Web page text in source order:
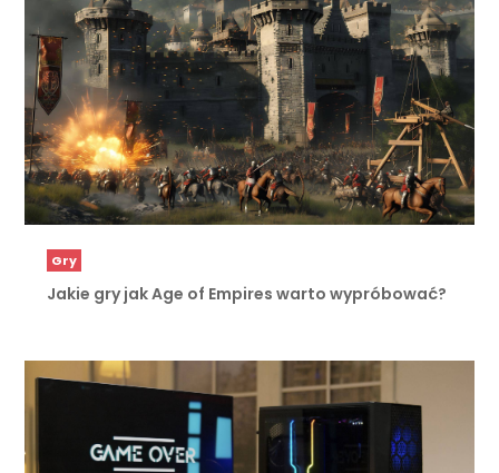
Gry
Jakie gry jak Age of Empires warto wypróbować?